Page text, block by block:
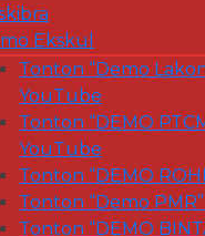
Ekskul
Tonton “Demo
YouTube
Tonton “DEMO
YouTube
Tonton “DEMO
Tonton “Demo
Tonton “DEMO